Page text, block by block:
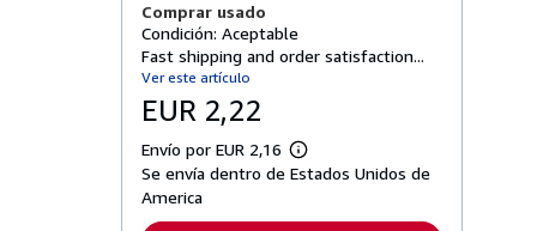
Comprar usado
Condición: Aceptable
Fast shipping and order satisfaction...
Ver este artículo
EUR 2,22
Envío por EUR 2,16
M
á
Se envía dentro de Estados Unidos de
America